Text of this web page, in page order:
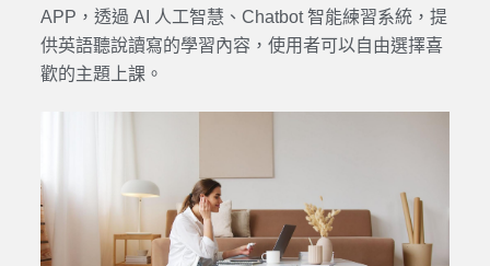
APP，透過 AI 人工智慧、Chatbot 智能練習系統，提
供英語聽說讀寫的學習內容，使用者可以自由選擇喜
歡的主題上課。